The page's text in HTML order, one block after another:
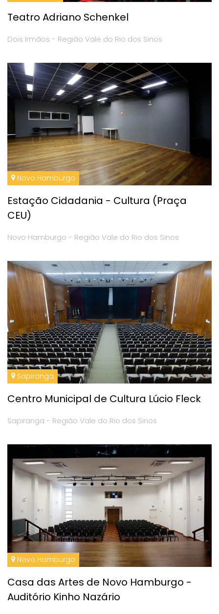
Teatro Adriano Schenkel
Dois Irmãos - Região Vale do Rio dos Sinos
Novo Hamburgo
Estação Cidadania - Cultura (Praça
CEU)
Novo Hamburgo - Região Vale do Rio dos Sinos
Sapiranga
Centro Municipal de Cultura Lúcio Fleck
Sapiranga - Região Vale do Rio dos Sinos
Novo Hamburgo
Casa das Artes de Novo Hamburgo -
Auditório Kinho Nazário